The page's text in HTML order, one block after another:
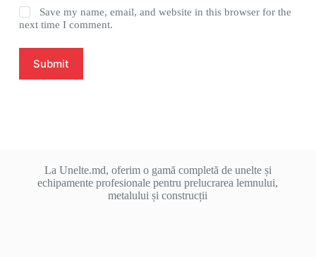
Save my name, email, and website in this browser for the
next time I comment.
Submit
La Unelte.md, oferim o gamă completă de unelte și
echipamente profesionale pentru prelucrarea lemnului,
metalului și construcții